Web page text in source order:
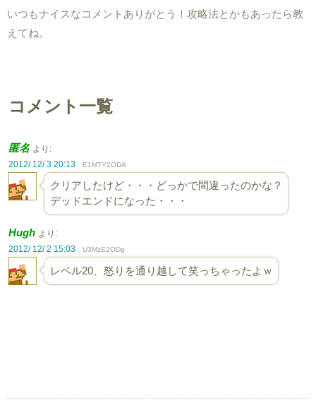
いつもナイスなコメントありがとう！攻略法とかもあったら教
えてね。
コメント一覧
匿名 より:
2012/ 12/ 3 20:13
E1MTY2ODA
クリアしたけど・・・どっかで間違ったのかな？
デッドエンドになった・・・
Hugh より:
2012/ 12/ 2 15:03
U3MzE2ODg
レベル20、怒りを通り越して笑っちゃったよｗ